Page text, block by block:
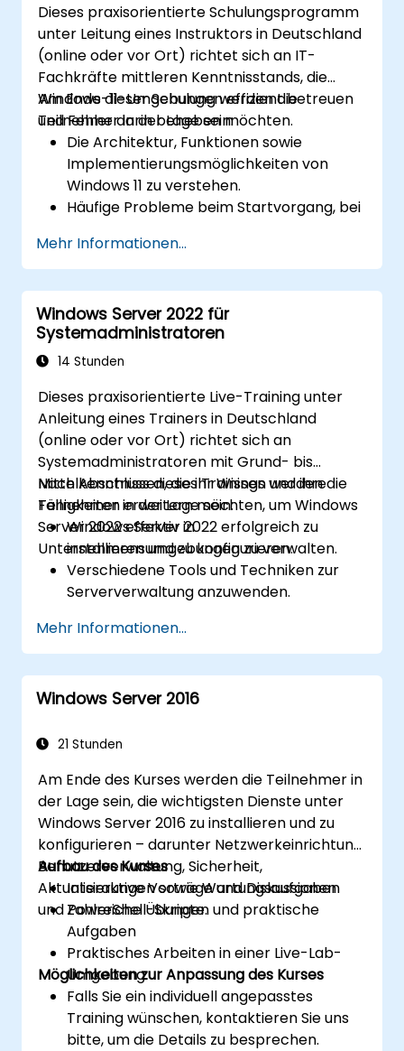
Windows Server IaaS- virtuelle Maschinen
in Azure zu verwalten – einschließlich
Bereitstellung, Konfiguration und
Skalierung.
Dieses praxisorientierte Schulungsprogramm
unter Leitung eines Instruktors in Deutschland
(online oder vor Ort) richtet sich an IT-
Fachkräfte mittleren Kenntnisstands, die
Windows-11-Umgebungen effizient betreuen
und Fehler darin beheben möchten.
Am Ende dieser Schulung werden die
Teilnehmer in der Lage sein:
Die Architektur, Funktionen sowie
Implementierungsmöglichkeiten von
Windows 11 zu verstehen.
Häufige Probleme beim Startvorgang, bei
Anwendungen zu identifizieren und zu
beheben.
Netzwerk- und Verbindungsprobleme
unter Windows 11 zu lösen.
Sicherheitsfunktionen wie Updates,
Antivirenprogramme und Firewalls zu
Benutzerprofile, Systemeinstellungen
sowie Anwendungen zu sichern und
wiederherzustellen.
Mehr Informationen...
Windows Server 2022 für
Systemadministratoren
14 Stunden
Dieses praxisorientierte Live-Training unter
Anleitung eines Trainers in Deutschland
(online oder vor Ort) richtet sich an
Systemadministratoren mit Grund- bis
Mittelkenntnissen, die ihr Wissen und ihre
Fähigkeiten erweitern möchten, um Windows
Server 2022 effektiv in
Unternehmensumgebungen zu verwalten.
Nach Abschluss dieses Trainings werden die
Teilnehmer in der Lage sein:
Windows Server 2022 erfolgreich zu
installieren und zu konfigurieren.
Verschiedene Tools und Techniken zur
Serververwaltung anzuwenden.
Sicherheitseinstellungen des Servers zu
optimieren.
Durch Virtualisierung mittels Hyper-V eine
effiziente Ressourcenverwaltung
Mehr Informationen...
Windows Server 2016
21 Stunden
Am Ende des Kurses werden die Teilnehmer in
der Lage sein, die wichtigsten Dienste unter
Windows Server 2016 zu installieren und zu
konfigurieren – darunter Netzwerkeinrichtung,
Benutzerverwaltung, Sicherheit,
Aktualisierungen sowie Wartungsaufgaben
und PowerShell-Skripte.
Aufbau des Kurses
Interaktive Vorträge und Diskussionen
Zahlreiche Übungen und praktische
Aufgaben
Praktisches Arbeiten in einer Live-Lab-
Umgebung
Möglichkeiten zur Anpassung des Kurses
Falls Sie ein individuell angepasstes
Training wünschen, kontaktieren Sie uns
bitte, um die Details zu besprechen.